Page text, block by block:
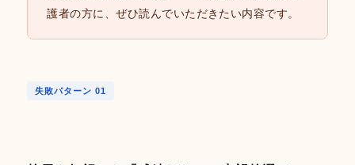
護者の方に、ぜひ読んでいただきたい内容です。
失敗パターン 01